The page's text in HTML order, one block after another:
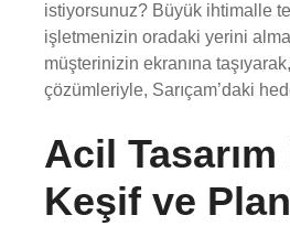
istiyorsunuz? Büyük ihtimalle
işletmenizin oradaki yerini
müşterinizin ekranına
çözümleriyle, Sarıçam’daki
Acil
Keşif ve